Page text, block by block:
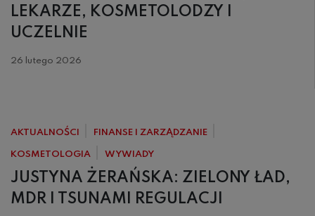
LEKARZE, KOSMETOLODZY I
UCZELNIE
26 lutego 2026
AKTUALNOŚCI FINANSE I ZARZĄDZANIE
KOSMETOLOGIA WYWIADY
JUSTYNA ŻERAŃSKA: ZIELONY ŁAD,
MDR I TSUNAMI REGULACJI